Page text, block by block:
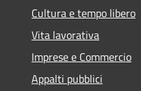
Cultura e tempo libero
Vita lavorativa
Imprese e Commercio
Appalti pubblici